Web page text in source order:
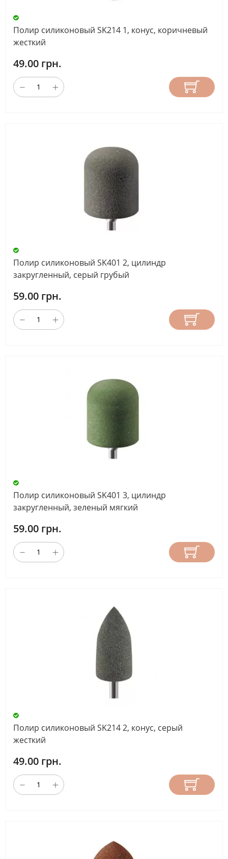
Полир силиконовый SK214 1, конус, коричневый
жесткий
49.00 грн.
Полир силиконовый SK401 2, цилиндр
закругленный, серый грубый
59.00 грн.
Полир силиконовый SK401 3, цилиндр
закругленный, зеленый мягкий
59.00 грн.
Полир силиконовый SK214 2, конус, серый
жесткий
49.00 грн.